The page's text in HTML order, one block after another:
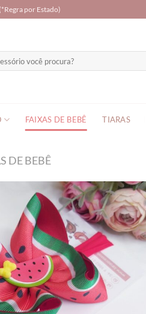
por Estado)
FAIXAS DE BEBÊ TIARAS
DE BEBÊ